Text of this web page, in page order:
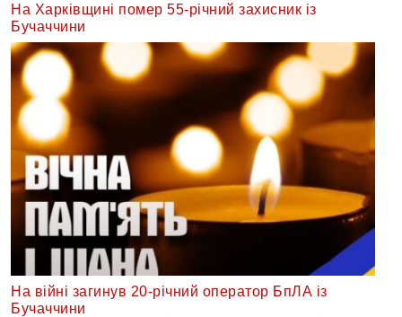
На Харківщині помер 55-річний захисник із
Бучаччини
На війні загинув 20-річний оператор БпЛА із
Бучаччини